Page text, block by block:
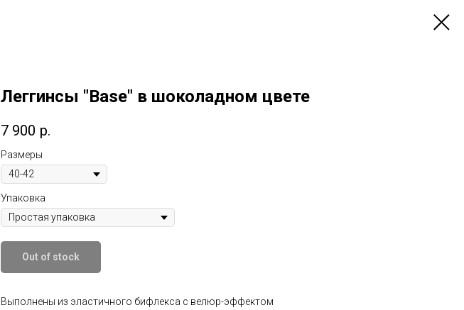
Леггинсы "Base" в шоколадном цвете
7 900 р.
Размеры
Упаковка
Out of stock
Выполнены из эластичного бифлекса с велюр-эффектом